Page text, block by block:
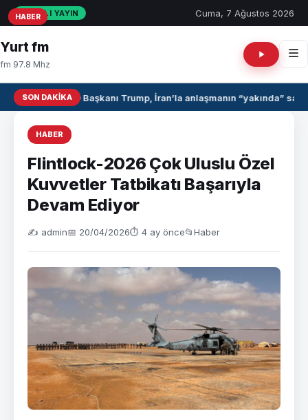
CANLI YAYIN Cuma, 7 Ağustos 2026
Yurt fm
fm 97.8 Mhz
SON DAKIKAABD Başkanı Trump, İran’la anlaşmanın “yakında”
HABER
Flintlock-2026 Çok Uluslu Özel
Kuvvetler Tatbikatı Başarıyla
Devam Ediyor
✍️ admin📅 20/04/2026⏱ 4 ay önce📂Haber
HABER
HABER
HABER